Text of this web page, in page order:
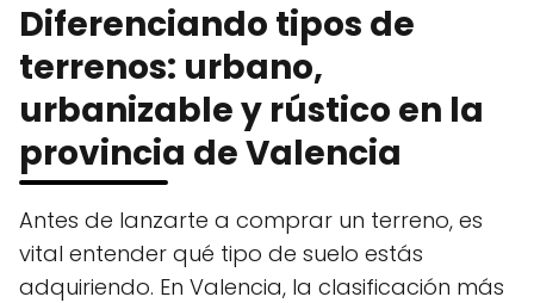
Diferenciando tipos de
terrenos: urbano,
urbanizable y rústico en la
provincia de Valencia
Antes de lanzarte a comprar un terreno, es
vital entender qué tipo de suelo estás
adquiriendo. En Valencia, la clasificación más